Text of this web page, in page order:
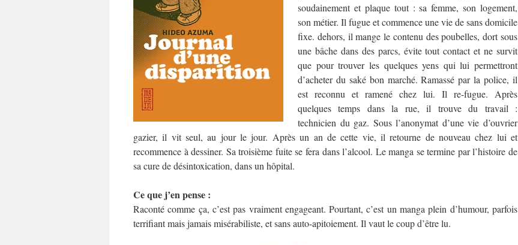
soudainement et plaque tout : sa femme, son logement,
son métier. Il fugue et commence une vie de sans domicile
fixe. dehors, il mange le contenu des poubelles, dort sous
une bâche dans des parcs, évite tout contact et ne survit
que pour trouver les quelques yens qui lui permettront
d’acheter du saké bon marché. Ramassé par la police, il
est reconnu et ramené chez lui. Il re-fugue. Après
quelques temps dans la rue, il trouve du travail :
technicien du gaz. Sous l’anonymat d’une vie d’ouvrier
gazier, il vit seul, au jour le jour. Après un an de cette vie, il retourne de nouveau chez lui et
recommence à dessiner. Sa troisième fuite se fera dans l’alcool. Le manga se termine par l’histoire de
sa cure de désintoxication, dans un hôpital.
Ce que j’en pense :
Raconté comme ça, c’est pas vraiment engageant. Pourtant, c’est un manga plein d’humour, parfois
terrifiant mais jamais misérabiliste, et sans auto-apitoiement. Il vaut le coup d’être lu.